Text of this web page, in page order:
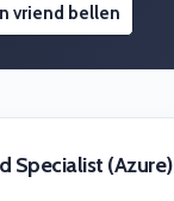
vriend bellen
Specialist (Azure)